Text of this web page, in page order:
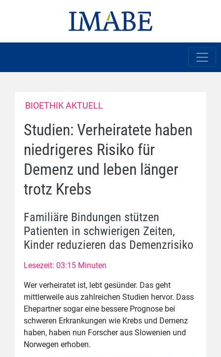
BIOETHIK AKTUELL
Studien: Verheiratete haben
niedrigeres Risiko für
Demenz und leben länger
trotz Krebs
Familiäre Bindungen stützen
Patienten in schwierigen Zeiten,
Kinder reduzieren das Demenzrisiko
Lesezeit: 03:15 Minuten
Wer verheiratet ist, lebt gesünder. Das geht
mittlerweile aus zahlreichen Studien hervor. Dass
Ehepartner sogar eine bessere Prognose bei
schweren Erkrankungen wie Krebs und Demenz
haben, haben nun Forscher aus Slowenien und
Norwegen erhoben.